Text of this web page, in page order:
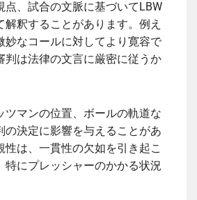
点、試合の文脈に基づいてLBW
解釈することがあります。例え
妙なコールに対してより寛容で
判は法律の文言に厳密に従うか
ツマンの位置、ボールの軌道な
の決定に影響を与えることがあ
性は、一貫性の欠如を引き起こ
特にプレッシャーのかかる状況